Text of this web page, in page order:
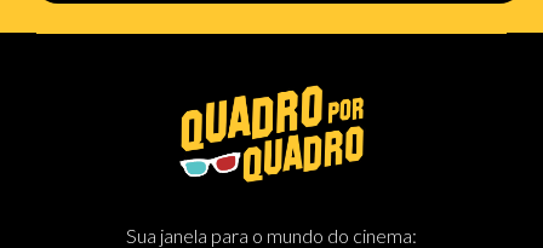
Sua janela para o mundo do cinema: